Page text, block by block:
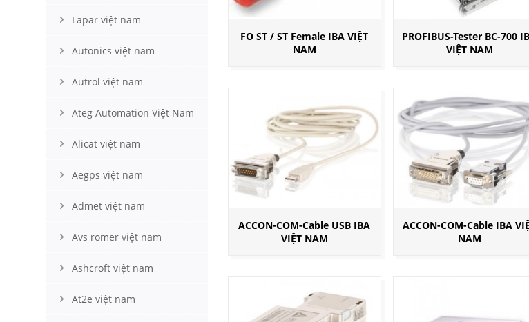
Lapar việt nam
Autonics việt nam
Autrol việt nam
Ateg Automation Việt Nam
Alicat việt nam
Aegps việt nam
Admet việt nam
Avs romer việt nam
Ashcroft việt nam
At2e việt nam
FO ST / ST Female IBA VIỆT
NAM
PROFIBUS-Tester BC-700
VIỆT NAM
ACCON-COM-Cable USB IBA
VIỆT NAM
ACCON-COM-Cable IBA
NAM